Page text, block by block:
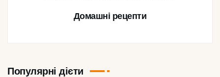
Домашні рецепти
Популярні дієти